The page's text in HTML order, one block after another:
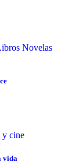
Novelas
y cine
vida